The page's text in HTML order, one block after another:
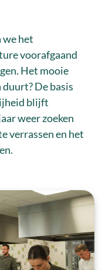
we het
voorafgaand
Het mooie
De basis
blijft
weer zoeken
verrassen en het